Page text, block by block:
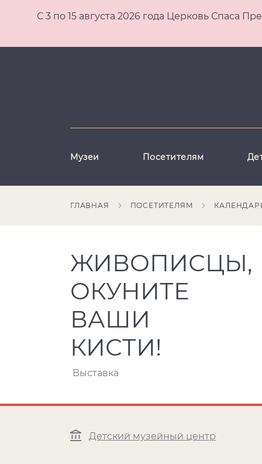
С 3 по 15 августа 2026 года Церковь Спаса
Музеи Посетителям
ГЛАВНАЯ ПОСЕТИТЕЛЯМ
ЖИВОПИСЦЫ,
ОКУНИТЕ
ВАШИ
КИСТИ!
Выставка
Детский музейный центр